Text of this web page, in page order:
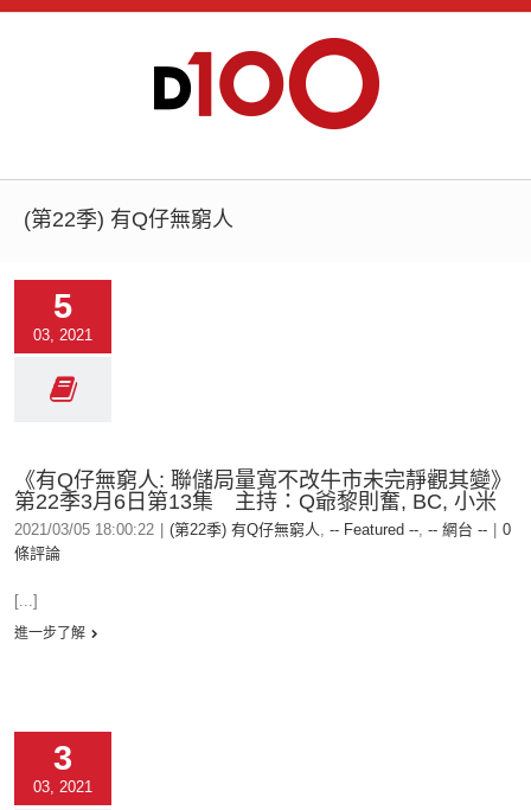
(第22季) 有Q仔無窮人
5
03, 2021
《有Q仔無窮人: 聯儲局量寬不改牛市未完靜觀其變》
第22季3月6日第13集 主持：Q爺黎則奮, BC, 小米
2021/03/05 18:00:22 (第22季) 有Q仔無窮人, -- Featured --, -- 網台 --
0
條評論
[...]
進一步了解
3
03, 2021